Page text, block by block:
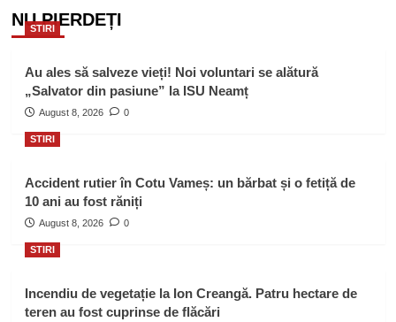
NU PIERDEȚI
STIRI
Au ales să salveze vieți! Noi voluntari se alătură
„Salvator din pasiune” la ISU Neamț
August 8, 2026 0
STIRI
Accident rutier în Cotu Vameș: un bărbat și o fetiță de
10 ani au fost răniți
August 8, 2026 0
STIRI
Incendiu de vegetație la Ion Creangă. Patru hectare de
teren au fost cuprinse de flăcări